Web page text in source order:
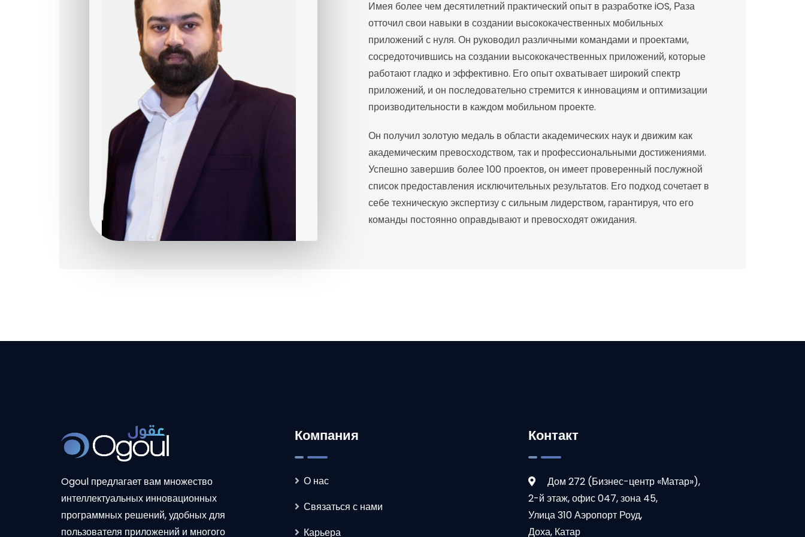
Имея более чем десятилетний практический опыт в разработке iOS, Раза
отточил свои навыки в создании высококачественных мобильных
приложений с нуля. Он руководил различными командами и проектами,
сосредоточившись на создании высококачественных приложений, которые
работают гладко и эффективно. Его опыт охватывает широкий спектр
приложений, и он последовательно стремится к инновациям и оптимизации
производительности в каждом мобильном проекте.
Он получил золотую медаль в области академических наук и движим как
академическим превосходством, так и профессиональными достижениями.
Успешно завершив более 100 проектов, он имеет проверенный послужной
список предоставления исключительных результатов. Его подход сочетает в
себе техническую экспертизу с сильным лидерством, гарантируя, что его
команды постоянно оправдывают и превосходят ожидания.
Ogoul предлагает вам множество
интеллектуальных инновационных
программных решений, удобных для
пользователя приложений и многого
Компания
О нас
Связаться с нами
Карьера
Контакт
Дом 272 (Бизнес-центр «Матар»),
2-й этаж, офис 047, зона 45,
Улица 310 Аэропорт Роуд,
Доха, Катар